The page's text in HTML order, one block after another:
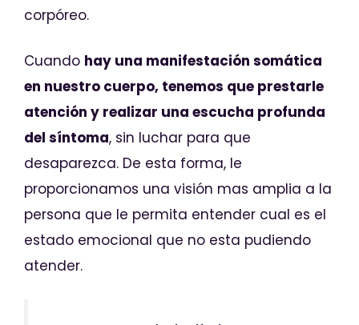
corpóreo.
Cuando hay una manifestación somática
en nuestro cuerpo, tenemos que prestarle
atención y realizar una escucha profunda
del síntoma, sin luchar para que
desaparezca. De esta forma, le
proporcionamos una visión mas amplia a la
persona que le permita entender cual es el
estado emocional que no esta pudiendo
atender.